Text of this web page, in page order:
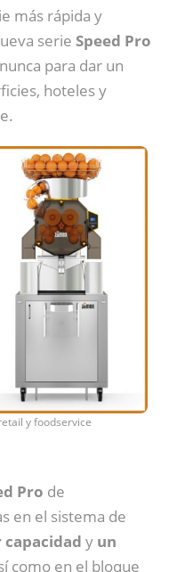
más rápida y
serie Speed Pro
para dar un
hoteles y
y foodservice
Pro de
en el sistema de
y un
como en el bloque